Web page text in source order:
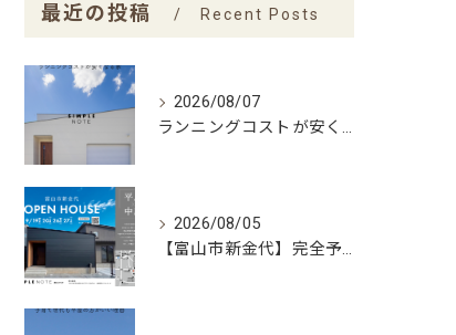
最近の投稿 Recent Posts
2026/08/07
ランニングコストが安くなる家
2026/08/05
【富山市新金代】完全予約制｜SIMPLE NOTEの家「平屋×中庭」完成見学会